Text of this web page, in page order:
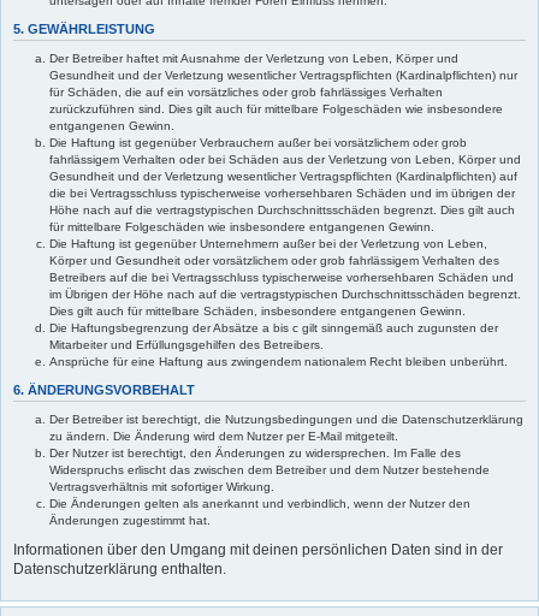
5. GEWÄHRLEISTUNG
Der Betreiber haftet mit Ausnahme der Verletzung von Leben, Körper und
Gesundheit und der Verletzung wesentlicher Vertragspflichten (Kardinalpflichten) nur
für Schäden, die auf ein vorsätzliches oder grob fahrlässiges Verhalten
zurückzuführen sind. Dies gilt auch für mittelbare Folgeschäden wie insbesondere
entgangenen Gewinn.
Die Haftung ist gegenüber Verbrauchern außer bei vorsätzlichem oder grob
fahrlässigem Verhalten oder bei Schäden aus der Verletzung von Leben, Körper und
Gesundheit und der Verletzung wesentlicher Vertragspflichten (Kardinalpflichten) auf
die bei Vertragsschluss typischerweise vorhersehbaren Schäden und im übrigen der
Höhe nach auf die vertragstypischen Durchschnittsschäden begrenzt. Dies gilt auch
für mittelbare Folgeschäden wie insbesondere entgangenen Gewinn.
Die Haftung ist gegenüber Unternehmern außer bei der Verletzung von Leben,
Körper und Gesundheit oder vorsätzlichem oder grob fahrlässigem Verhalten des
Betreibers auf die bei Vertragsschluss typischerweise vorhersehbaren Schäden und
im Übrigen der Höhe nach auf die vertragstypischen Durchschnittsschäden begrenzt.
Dies gilt auch für mittelbare Schäden, insbesondere entgangenen Gewinn.
Die Haftungsbegrenzung der Absätze a bis c gilt sinngemäß auch zugunsten der
Mitarbeiter und Erfüllungsgehilfen des Betreibers.
Ansprüche für eine Haftung aus zwingendem nationalem Recht bleiben unberührt.
6. ÄNDERUNGSVORBEHALT
Der Betreiber ist berechtigt, die Nutzungsbedingungen und die Datenschutzerklärung
zu ändern. Die Änderung wird dem Nutzer per E-Mail mitgeteilt.
Der Nutzer ist berechtigt, den Änderungen zu widersprechen. Im Falle des
Widerspruchs erlischt das zwischen dem Betreiber und dem Nutzer bestehende
Vertragsverhältnis mit sofortiger Wirkung.
Die Änderungen gelten als anerkannt und verbindlich, wenn der Nutzer den
Änderungen zugestimmt hat.
Informationen über den Umgang mit deinen persönlichen Daten sind in der
Datenschutzerklärung enthalten.